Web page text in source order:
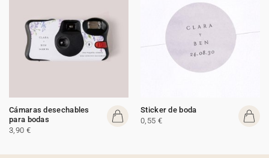
Cámaras desechables
para bodas
3,90 €
Sticker de boda
0,55 €